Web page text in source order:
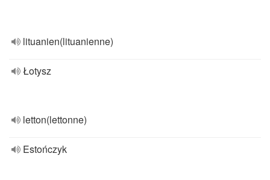
lituanien(lituanienne)
Łotysz
letton(lettonne)
Estończyk